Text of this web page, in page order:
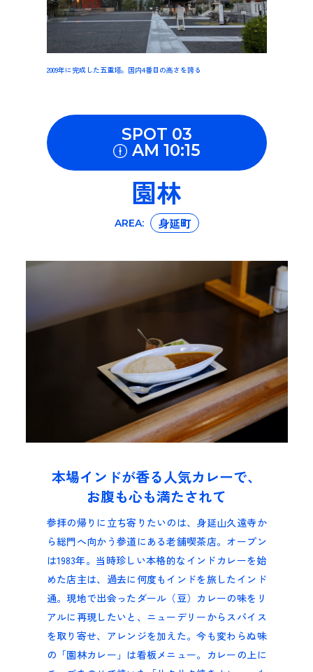
2009年に完成した五重塔。国内4番目の高さを誇る
SPOT 03
AM 10:15
園林
AREA: 身延町
本場インドが香る人気カレーで、
お腹も心も満たされて
参拝の帰りに立ち寄りたいのは、身延山久遠寺か
ら総門へ向かう参道にある老舗喫茶店。オープン
は1983年。当時珍しい本格的なインドカレーを始
めた店主は、過去に何度もインドを旅したインド
通。現地で出会ったダール（豆）カレーの味をリ
アルに再現したいと、ニューデリーからスパイス
を取り寄せ、アレンジを加えた。今も変わらぬ味
の「園林カレー」は看板メニュー。カレーの上に